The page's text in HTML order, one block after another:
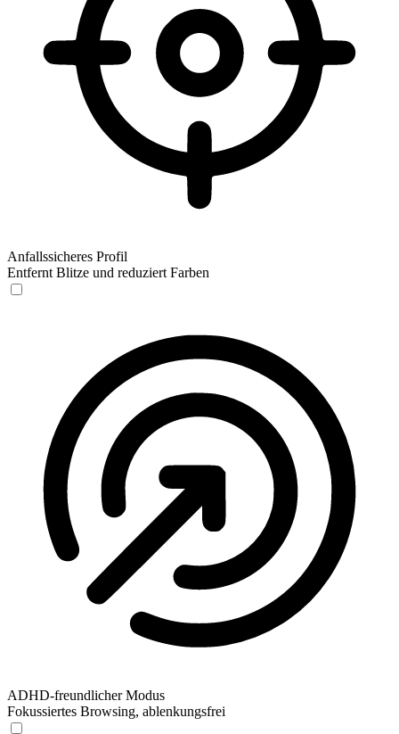
Anfallssicheres Profil
Entfernt Blitze und reduziert Farben
ADHD-freundlicher Modus
Fokussiertes Browsing, ablenkungsfrei